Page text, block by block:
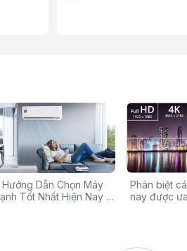
Hãng Giá Rẻ –
Ưu Đãi Chỉ Có Tại
Tivi sale khủng
Cơ hội sở hữu
Hướng Dẫn Chọn Máy
Tốt Nhất Hiện Nay –
Phân biệt
nay được